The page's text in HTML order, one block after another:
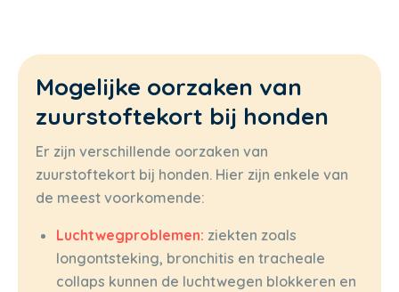
Mogelijke oorzaken van
zuurstoftekort bij honden
Er zijn verschillende oorzaken van
zuurstoftekort bij honden. Hier zijn enkele van
de meest voorkomende:
Luchtwegproblemen: ziekten zoals
longontsteking, bronchitis en tracheale
collaps kunnen de luchtwegen blokkeren en